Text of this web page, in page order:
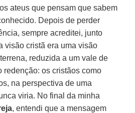
ateus que pensam que sabem
Depois de perder
sempre acreditei, junto
visão cristã era uma visão
reduzida a um vale de
redenção: os cristãos como
na perspectiva de uma
viria. No final da minha
, entendi que a mensagem